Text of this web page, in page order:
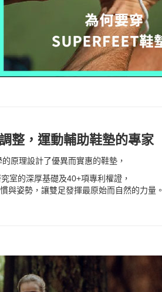
整，運動輔助鞋墊的專家
原理設計了優異而實惠的鞋墊，
室的深厚基礎及40+項專利權證，
與姿勢，讓雙足發揮最原始而自然的力量。